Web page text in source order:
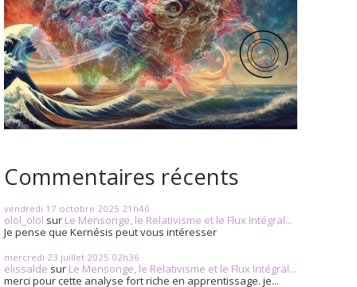
Commentaires récents
vendredi 17 octobre 2025 21h40
olol_olol sur Le Mensonge, le Relativisme et le Flux Intégral...
Je pense que Kernésis peut vous intéresser
mercredi 23 juillet 2025 02h36
elissalde sur Le Mensonge, le Relativisme et le Flux Intégral...
merci pour cette analyse fort riche en apprentissage. je...